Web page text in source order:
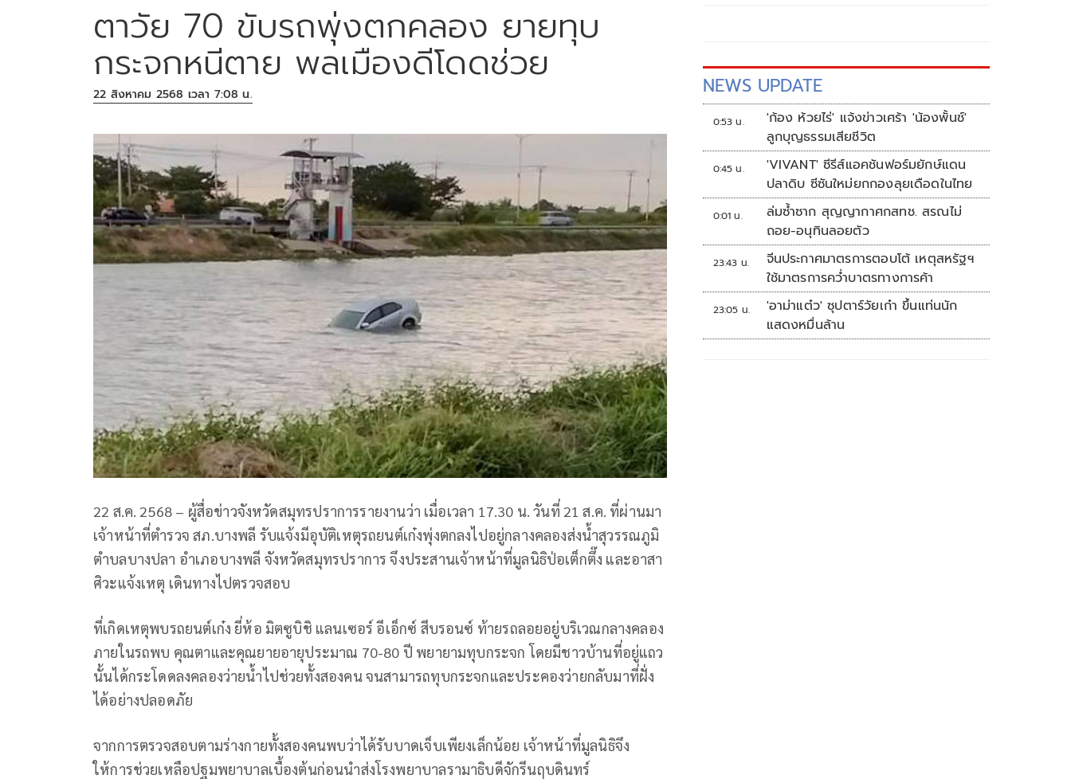
ตาวัย 70 ขับรถพุ่งตกคลอง ยายทุบ
กระจกหนีตาย พลเมืองดีโดดช่วย
22 สิงหาคม 2568 เวลา 7:08 น.
22 ส.ค. 2568 – ผู้สื่อข่าวจังหวัดสมุทรปราการรายงานว่า เมื่อเวลา 17.30 น. วันที่ 21 ส.ค. ที่ผ่านมา
เจ้าหน้าที่ตำรวจ สภ.บางพลี รับแจ้งมีอุบัติเหตุรถยนต์เก๋งพุ่งตกลงไปอยู่กลางคลองส่งน้ำสุวรรณภูมิ
ตำบลบางปลา อำเภอบางพลี จังหวัดสมุทรปราการ จึงประสานเจ้าหน้าที่มูลนิธิป่อเต็กตึ๊ง และอาสา
ศิวะแจ้งเหตุ เดินทางไปตรวจสอบ
ที่เกิดเหตุพบรถยนต์เก๋ง ยี่ห้อ มิตซูบิชิ แลนเซอร์ อีเอ็กซ์ สีบรอนซ์ ท้ายรถลอยอยู่บริเวณกลางคลอง
ภายในรถพบ คุณตาและคุณยายอายุประมาณ 70-80 ปี พยายามทุบกระจก โดยมีชาวบ้านที่อยู่แถว
นั้นได้กระโดดลงคลองว่ายน้ำไปช่วยทั้งสองคน จนสามารถทุบกระจกและประคองว่ายกลับมาที่ฝั่ง
ได้อย่างปลอดภัย
จากการตรวจสอบตามร่างกายทั้งสองคนพบว่าได้รับบาดเจ็บเพียงเล็กน้อย เจ้าหน้าที่มูลนิธิจึง
ให้การช่วยเหลือปฐมพยาบาลเบื้องต้นก่อนนำส่งโรงพยาบาลรามาธิบดีจักรีนฤบดินทร์
NEWS UPDATE
0:53 น.
'ก้อง ห้วยไร่' แจ้งข่าวเศร้า 'น้องพั้นช์'
ลูกบุญธรรมเสียชีวิต
0:45 น.
'VIVANT' ซีรีส์แอคชันฟอร์มยักษ์แดน
ปลาดิบ ซีซันใหม่ยกกองลุยเดือดในไทย
0:01 น.
ล่มซ้ำซาก สุญญากาศกสทช. สรณไม่
ถอย-อนุทินลอยตัว
23:43 น.
จีนประกาศมาตรการตอบโต้ เหตุสหรัฐฯ
ใช้มาตรการคว่ำบาตรทางการค้า
23:05 น.
'อาม่าแต๋ว' ซุปตาร์วัยเก๋า ขึ้นแท่นนัก
แสดงหมื่นล้าน